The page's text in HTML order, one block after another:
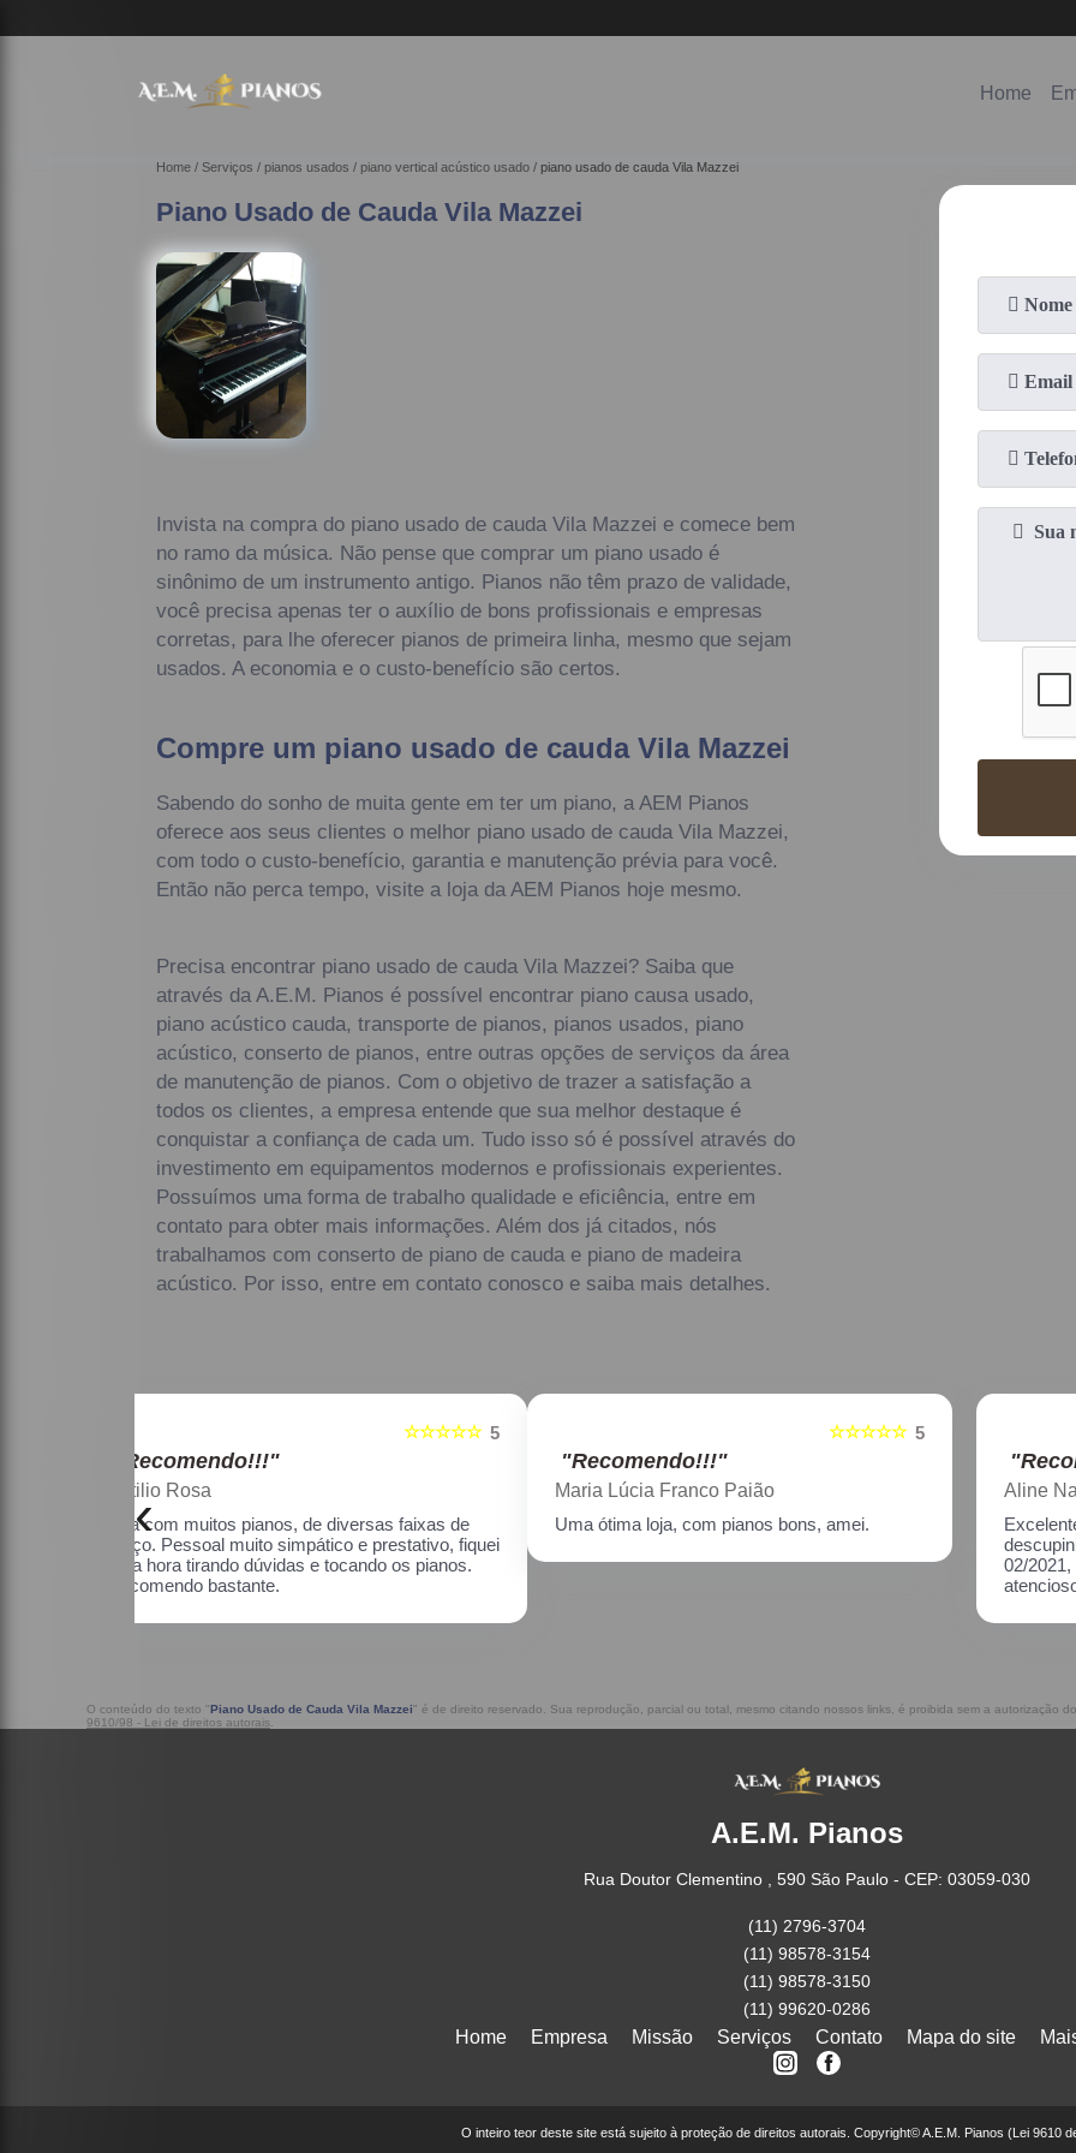
Home
Home Serviços pianos usados piano vertical acústico usado piano usado de cauda Vila Mazzei
Piano Usado de Cauda Vila Mazzei
Invista na compra do piano usado de cauda Vila Mazzei e comece bem
no ramo da música. Não pense que comprar um piano usado é
sinônimo de um instrumento antigo. Pianos não têm prazo de validade,
você precisa apenas ter o auxílio de bons profissionais e empresas
corretas, para lhe oferecer pianos de primeira linha, mesmo que sejam
usados. A economia e o custo-benefício são certos.
Compre um piano usado de cauda Vila Mazzei
Sabendo do sonho de muita gente em ter um piano, a AEM Pianos
oferece aos seus clientes o melhor piano usado de cauda Vila Mazzei,
com todo o custo-benefício, garantia e manutenção prévia para você.
Então não perca tempo, visite a loja da AEM Pianos hoje mesmo.
Precisa encontrar piano usado de cauda Vila Mazzei? Saiba que
através da A.E.M. Pianos é possível encontrar piano causa usado,
piano acústico cauda, transporte de pianos, pianos usados, piano
acústico, conserto de pianos, entre outras opções de serviços da área
de manutenção de pianos. Com o objetivo de trazer a satisfação a
todos os clientes, a empresa entende que sua melhor destaque é
conquistar a confiança de cada um. Tudo isso só é possível através do
investimento em equipamentos modernos e profissionais experientes.
Possuímos uma forma de trabalho qualidade e eficiência, entre em
contato para obter mais informações. Além dos já citados, nós
trabalhamos com conserto de piano de cauda e piano de madeira
acústico. Por isso, entre em contato conosco e saiba mais detalhes.
☆☆☆☆☆
"Recomendo!!!"
Maria Lúcia Franco Paião
Uma ótima loja, com pianos bons, amei.
☆☆☆☆☆
"Recomendo!!!"
Aline Nagata
Excelente atendimento!! Enviei um piano para
02/2021, incluindo o transporte. Muito
‹
O conteúdo do texto "Piano Usado de Cauda Vila Mazzei" é de direito reservado. Sua reprodução, parcial ou total, mesmo citando nossos links, é proibida sem a autorização
9610/98 - Lei de direitos autorais
A.E.M. Pianos
Rua Doutor Clementino , 590 São Paulo - CEP: 03059-030
(11) 2796-3704
(11) 98578-3154
(11) 98578-3150
(11) 99620-0286
Home Empresa Missão Serviços Contato Mapa do site
O inteiro teor deste site está sujeito à proteção de direitos autorais. Copyright© A.E.M. Pianos (Lei 9610